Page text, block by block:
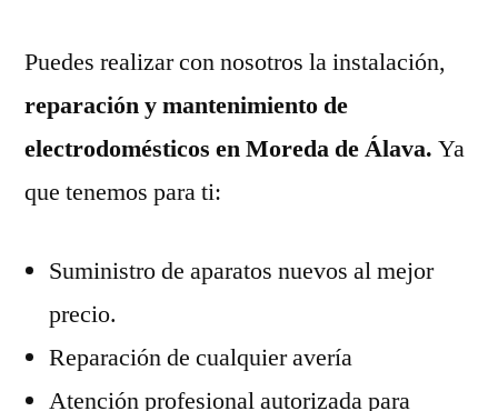
Puedes realizar con nosotros la instalación,
reparación y mantenimiento de
electrodomésticos en Moreda de Álava. Ya
que tenemos para ti:
Suministro de aparatos nuevos al mejor
precio.
Reparación de cualquier avería
Atención profesional autorizada para